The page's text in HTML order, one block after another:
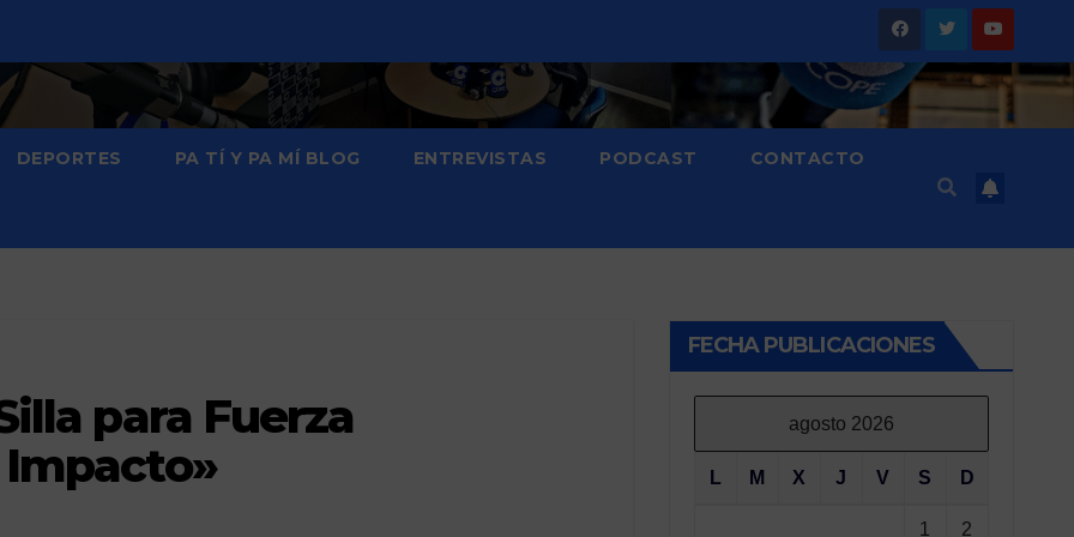
DEPORTES PA TÍ Y PA MÍ BLOG ENTREVISTAS PODCAST CONTACTO
para Fuerza
Impacto»
FECHA PUBLICACIONES
agosto 2026
L M X J V S D
1 2